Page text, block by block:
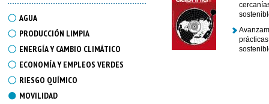
AGUA
PRODUCCIÓN LIMPIA
ENERGÍA Y CAMBIO CLIMÁTICO
ECONOMÍA Y EMPLEOS VERDES
RIESGO QUÍMICO
MOVILIDAD